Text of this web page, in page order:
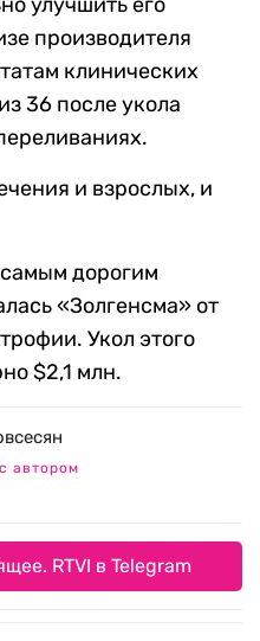
производителя
клинических
36 после укола
и взрослых, и
дорогим
«Золгенсма» от
Укол этого
$2,1 млн.
автором
RTVI в Telegram